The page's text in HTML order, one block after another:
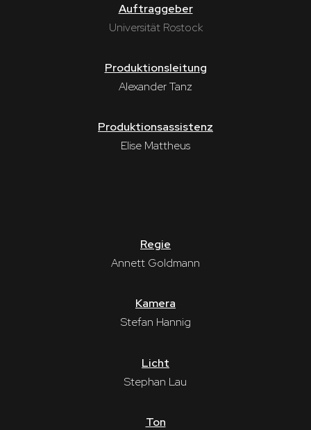
Auftraggeber
Universität Rostock
Produktionsleitung
Alexander Tanz
Produktionsassistenz
Elise Mattheus
Regie
Annett Goldmann
Kamera
Stefan Hannig
Licht
Stephan Lau
Ton